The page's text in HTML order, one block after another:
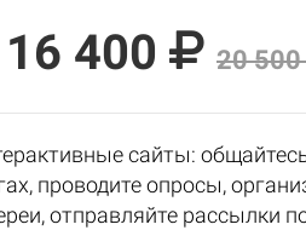
16 400 20 500
сайты:
проводите опросы,
отправляйте рассылки